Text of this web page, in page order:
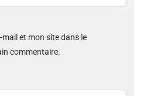
et mon site dans le
commentaire.